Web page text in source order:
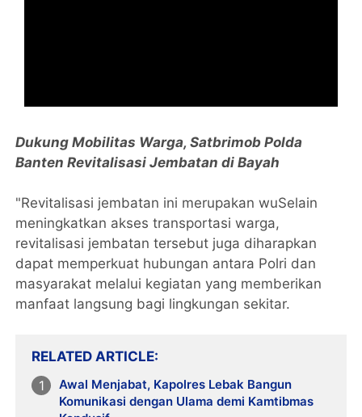
Dukung Mobilitas Warga, Satbrimob Polda
Banten Revitalisasi Jembatan di Bayah
"Revitalisasi jembatan ini merupakan wuSelain
meningkatkan akses transportasi warga,
revitalisasi jembatan tersebut juga diharapkan
dapat memperkuat hubungan antara Polri dan
masyarakat melalui kegiatan yang memberikan
manfaat langsung bagi lingkungan sekitar.
RELATED ARTICLE
Awal Menjabat, Kapolres Lebak Bangun
Komunikasi dengan Ulama demi Kamtibmas